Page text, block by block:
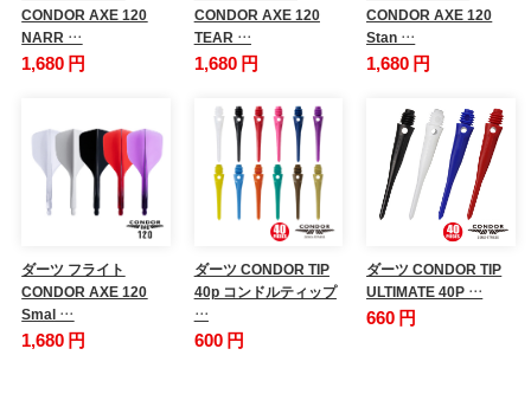
CONDOR AXE 120
NARR …
1,680 円
CONDOR AXE 120
TEAR …
1,680 円
CONDOR AXE 120
Stan …
1,680 円
ダーツ フライト
CONDOR AXE 120
Smal …
1,680 円
ダーツ CONDOR TIP
40p コンドルティップ
…
600 円
ダーツ CONDOR TIP
ULTIMATE 40P …
660 円